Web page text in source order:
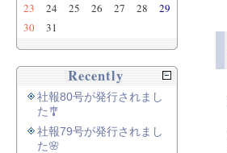
23
24 25 26 27 28
29
30
31
Recently
社報80号が発行されまし
た🎐
社報79号が発行されまし
た🌸